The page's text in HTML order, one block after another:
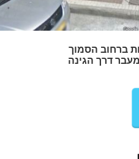
ברחוב הסמוך
, יש שם שביל מעבר דרך הגינה